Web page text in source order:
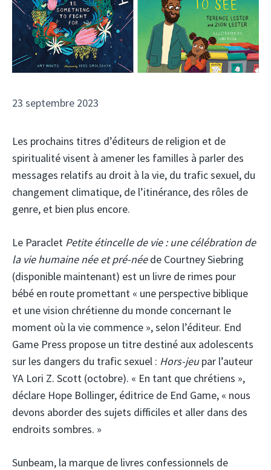
23 septembre 2023
Les prochains titres d’éditeurs de religion et de
spiritualité visent à amener les familles à parler des
messages relatifs au droit à la vie, du trafic sexuel, du
changement climatique, de l’itinérance, des rôles de
genre, et bien plus encore.
Le Paraclet Petite étincelle de vie : une célébration de
la vie humaine née et pré-néede Courtney Siebring
(disponible maintenant) est un livre de rimes pour
bébé en route promettant « une perspective biblique
et une vision chrétienne du monde concernant le
moment où la vie commence », selon l’éditeur. End
Game Press propose un titre destiné aux adolescents
sur les dangers du trafic sexuel : Hors-jeupar l’auteur
YA Lori Z. Scott (octobre). « En tant que chrétiens »,
déclare Hope Bollinger, éditrice de End Game, « nous
devons aborder des sujets difficiles et aller dans des
endroits sombres. »
Sunbeam, la marque de livres confessionnels de